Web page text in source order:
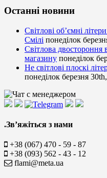
Останні новини
Світлові об’ємні
Смілі понеділок
Світлова двостороння
магазину понеділок
Не світлові плоскі
понеділок березня
.Зв’яжіться з нами
+38 (067) 470 - 59 - 87
+38 (093) 562 - 43 - 12
flami@meta.ua